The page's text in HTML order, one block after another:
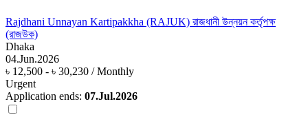
Rajdhani Unnayan Kartipakkha (RAJUK) রাজধানী উন্নয়ন কর্তৃপক্ষ
(রাজউক)
Dhaka
04.Jun.2026
৳ 12,500 - ৳ 30,230 / Monthly
Urgent
Application ends: 07.Jul.2026